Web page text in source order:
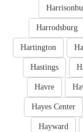
Harrodsburg
Hartington
Hastings
Havre
Hayes Center
Hayward